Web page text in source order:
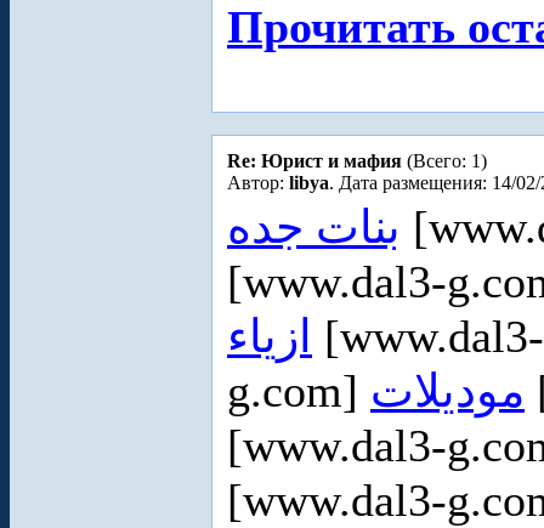
Прочитать
Re: Юрист и мафия (Всего: 1)
Автор: libya. Дата размещения: 14/02/
بنات جده
[www.dal3-
ازياء
g.com] موديلات
[www.dal3-
[www.dal3-